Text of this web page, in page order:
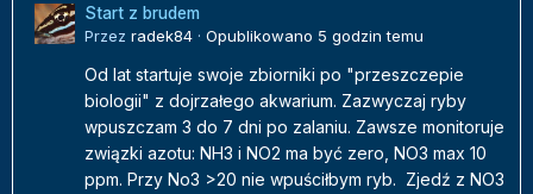
Start z brudem
Przez radek84 · Opublikowano 5 godzin temu
Od lat startuje swoje zbiorniki po "przeszczepie
biologii" z dojrzałego akwarium. Zazwyczaj ryby
wpuszczam 3 do 7 dni po zalaniu. Zawsze monitoruje
związki azotu: NH3 i NO2 ma być zero, NO3 max 10
ppm. Przy No3 >20 nie wpuściłbym ryb. Zjedź z NO3